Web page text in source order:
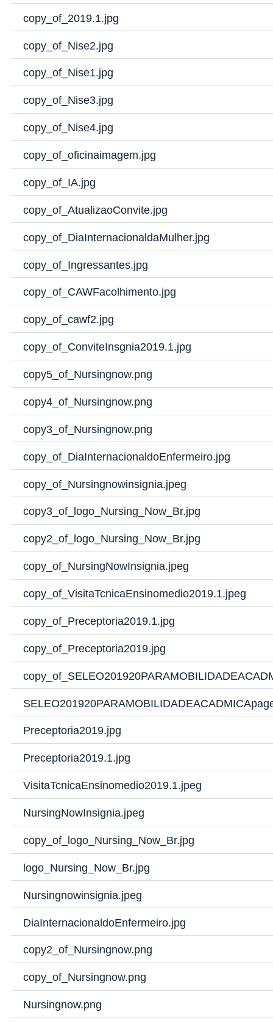
copy_of_2019.1.jpg
copy_of_Nise2.jpg
copy_of_Nise1.jpg
copy_of_Nise3.jpg
copy_of_Nise4.jpg
copy_of_oficinaimagem.jpg
copy_of_IA.jpg
copy_of_AtualizaoConvite.jpg
copy_of_DiaInternacionaldaMulher.jpg
copy_of_Ingressantes.jpg
copy_of_CAWFacolhimento.jpg
copy_of_cawf2.jpg
copy_of_ConviteInsgnia2019.1.jpg
copy5_of_Nursingnow.png
copy4_of_Nursingnow.png
copy3_of_Nursingnow.png
copy_of_DiaInternacionaldoEnfermeiro.jpg
copy_of_Nursingnowinsignia.jpeg
copy3_of_logo_Nursing_Now_Br.jpg
copy2_of_logo_Nursing_Now_Br.jpg
copy_of_NursingNowInsignia.jpeg
copy_of_VisitaTcnicaEnsinomedio2019.1.jpeg
copy_of_Preceptoria2019.1.jpg
copy_of_Preceptoria2019.jpg
Preceptoria2019.jpg
Preceptoria2019.1.jpg
VisitaTcnicaEnsinomedio2019.1.jpeg
NursingNowInsignia.jpeg
copy_of_logo_Nursing_Now_Br.jpg
logo_Nursing_Now_Br.jpg
Nursingnowinsignia.jpeg
DiaInternacionaldoEnfermeiro.jpg
copy2_of_Nursingnow.png
copy_of_Nursingnow.png
Nursingnow.png